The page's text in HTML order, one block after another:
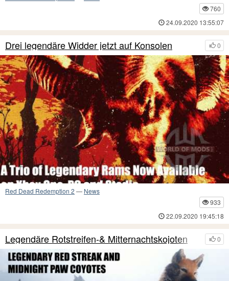
760
24.09.2020 13:55:07
0
Drei legendäre Widder jetzt auf Konsolen
Red Dead Redemption 2 — News
933
22.09.2020 19:45:18
0
Legendäre Rotstreifen-& Mitternachtskojoten